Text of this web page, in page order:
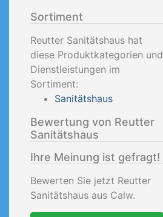
Sortiment
Reutter Sanitätshaus hat
diese Produktkategorien und
Dienstleistungen im
Sortiment:
Sanitätshaus
Bewertung von Reutter
Sanitätshaus
Ihre Meinung ist gefragt!
Bewerten Sie jetzt Reutter
Sanitätshaus aus Calw.